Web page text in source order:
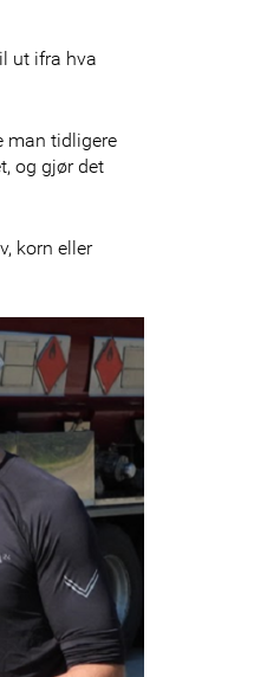
ut ifra hva
man tidligere
og gjør det
korn eller